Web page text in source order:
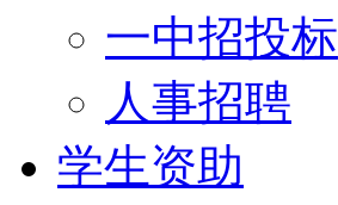
一中招投标
人事招聘
学生资助